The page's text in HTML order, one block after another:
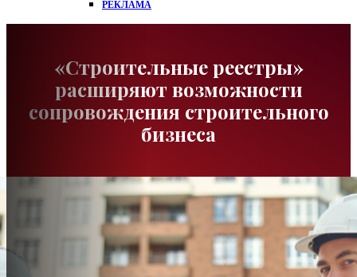
РЕКЛАМА
«Строительные реестры»
расширяют возможности
сопровождения строительного
бизнеса